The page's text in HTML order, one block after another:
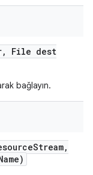
,
File dest
bağlayın.
Stream,